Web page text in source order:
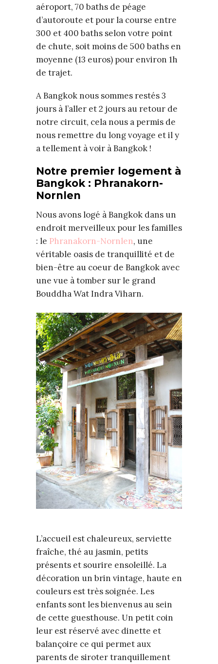
aéroport, 70 baths de péage
d’autoroute et pour la course entre
300 et 400 baths selon votre point
de chute, soit moins de 500 baths en
moyenne (13 euros) pour environ 1h
de trajet.
A Bangkok nous sommes restés 3
jours à l’aller et 2 jours au retour de
notre circuit, cela nous a permis de
nous remettre du long voyage et il y
a tellement à voir à Bangkok !
Notre premier logement à
Bangkok : Phranakorn-
Nornlen
Nous avons logé à Bangkok dans un
endroit merveilleux pour les familles
: le Phranakorn-Nornlen, une
véritable oasis de tranquillité et de
bien-être au coeur de Bangkok avec
une vue à tomber sur le grand
Bouddha Wat Indra Viharn.
L’accueil est chaleureux, serviette
fraîche, thé au jasmin, petits
présents et sourire ensoleillé. La
décoration un brin vintage, haute en
couleurs est très soignée. Les
enfants sont les bienvenus au sein
de cette guesthouse. Un petit coin
leur est réservé avec dinette et
balançoire ce qui permet aux
parents de siroter tranquillement